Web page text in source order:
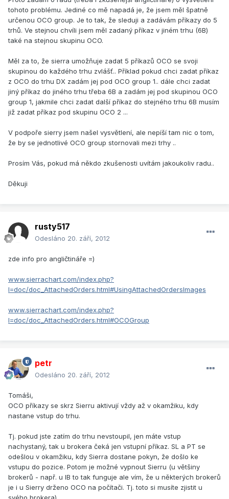
tohoto problému. Jediné co mě napadá je, že jsem měl špatně
určenou OCO group. Je to tak, že sleduji a zadávám příkazy do 5
trhů. Ve stejnou chvíli jsem měl zadaný příkaz v jiném trhu (6B)
také na stejnou skupinu OCO.
Měl za to, že sierra umožňuje zadat 5 příkazů OCO se svoji
skupinou do každého trhu zvlášť.. Příklad pokud chci zadat příkaz
z OCO do trhu DX zadám jej pod OCO group 1.. dále chci zadat
jiný příkaz do jiného trhu třeba 6B a zadám jej pod skupinou OCO
group 1, jakmile chci zadat další příkaz do stejného trhu 6B musím
již zadat příkaz pod skupinu OCO 2 ...
V podpoře sierry jsem našel vysvětlení, ale nepíší tam nic o tom,
že by se jednotlivé OCO group stornovali mezi trhy ..
Prosím Vás, pokud má někdo zkušenosti uvítám jakoukoliv radu..
Děkuji
rusty517
Odesláno 20. září, 2012
zde info pro angličtináře =)
www.sierrachart.com/index.php?
l=doc/doc_AttachedOrders.html#UsingAttachedOrdersImages
www.sierrachart.com/index.php?
l=doc/doc_AttachedOrders.html#OCOGroup
petr
Odesláno 20. září, 2012
Tomáši,
OCO příkazy se skrz Sierru aktivují vždy až v okamžiku, kdy
nastane vstup do trhu.
Tj. pokud jste zatím do trhu nevstoupil, jen máte vstup
nachystaný, tak u brokera čeká jen vstupní příkaz. SL a PT se
odešlou v okamžiku, kdy Sierra dostane pokyn, že došlo ke
vstupu do pozice. Potom je možné vypnout Sierru (u většiny
brokerů - např. u IB to tak funguje ale vím, že u některých brokerů
je i u Sierry drženo OCO na počítači. Tj. toto si musíte zjistit u